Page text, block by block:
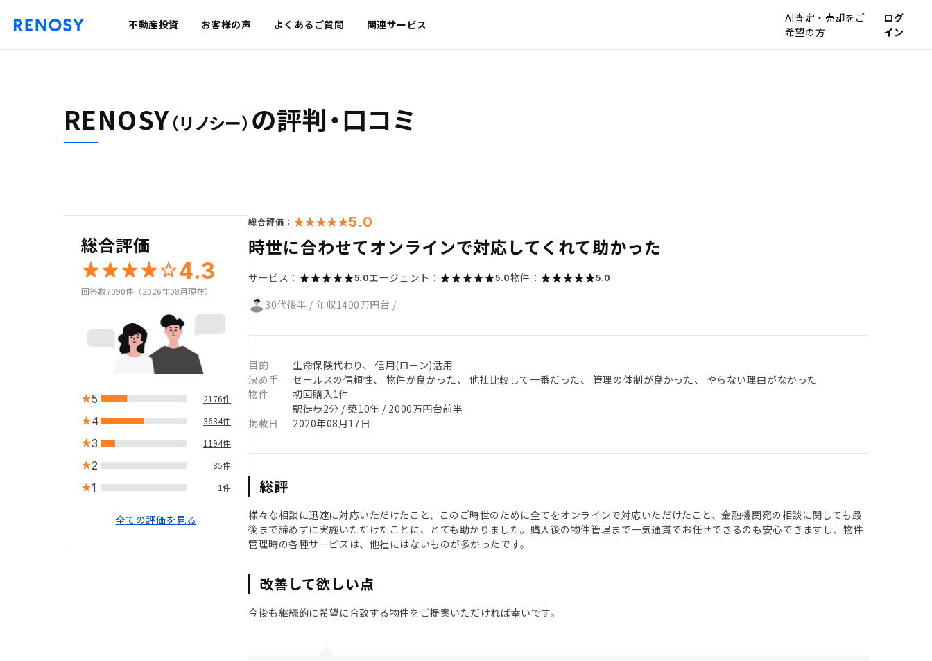
不動産投資 お客様の声 よくあるご質問 関連サービス
AI査定・売却をご
希望の方
ログ
イン
RENOSY（リノシー） の評判・口コミ
総合評価
4.3
回答数7090件（2026年08月現在）
5 2176件
4 3634件
3 1194件
2 85件
1 1件
全ての評価を見る
総合評価： 5.0
時世に合わせてオンラインで対応してくれて助かった
サービス： 5.0エージェント： 5.0物件： 5.0
30代後半 / 年収1400万円台 /
目的
生命保険代わり、 信用(ローン)活用
決め手
セールスの信頼性、 物件が良かった、 他社比較して一番だった、 管理の体制が良かった、 やらない理由がなかった
物件
初回購入1件
駅徒歩2分 / 築10年 / 2000万円台前半
掲載日
2020年08月17日
総評
様々な相談に迅速に対応いただけたこと、このご時世のために全てをオンラインで対応いただけたこと、金融機関宛の相談に関しても最
後まで諦めずに実施いただけたことに、とても助かりました。購入後の物件管理まで一気通貫でお任せできるのも安心できますし、物件
管理時の各種サービスは、他社にはないものが多かったです。
改善して欲しい点
今後も継続的に希望に合致する物件をご提案いただければ幸いです。